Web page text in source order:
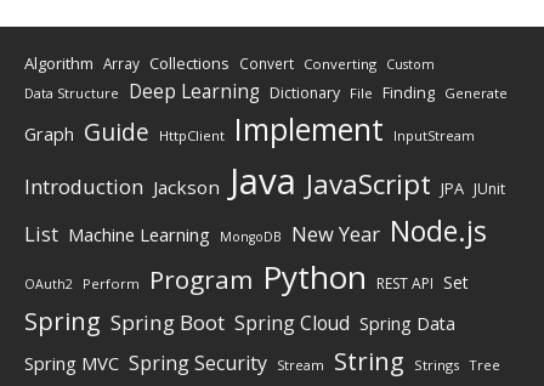
Algorithm Array Collections Convert Converting Custom
Data Structure Deep Learning Dictionary File Finding Generate
Graph Guide HttpClient Implement InputStream
Introduction Jackson Java JavaScript JPA JUnit
List Machine Learning MongoDB New Year Node.js
OAuth2 Perform Program Python REST API Set
Spring Spring Boot Spring Cloud Spring Data
Spring MVC Spring Security Stream String Strings Tree